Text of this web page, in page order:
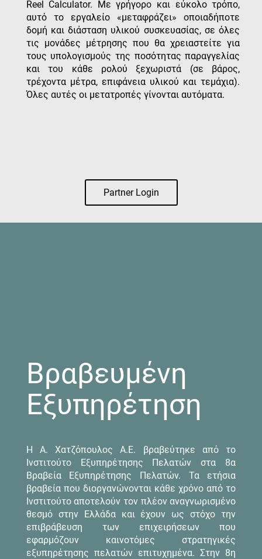
Reel Calculator. Με γρήγορο και εύκολο τρόπο,
αυτό το εργαλείο «μεταφράζει» οποιαδήποτε
δομή και διάσταση υλικού συσκευασίας, σε όλες
τις μονάδες μέτρησης που θα χρειαστείτε για
τους υπολογισμούς της ποσότητας παραγγελίας
και του κάθε ρολού ξεχωριστά (σε βάρος,
τρέχοντα μέτρα, επιφάνεια υλικού και τεμάχια).
Όλες αυτές οι μετατροπές γίνονται αυτόματα.
Partner Login
Βραβευμένη
Εξυπηρέτηση
Η Α. Χατζόπουλος Α.Ε. βραβεύτηκε από το
Ινστιτούτο Εξυπηρέτησης Πελατών στα 8α
Βραβεία Εξυπηρέτησης Πελατών. Τα ετήσια
βραβεία που διοργανώνονται κάθε χρόνο από το
Ινστιτούτο αποτελούν τον πλέον αναγνωρισμένο
θεσμό στην Ελλάδα και έχουν ως στόχο την
επιβράβευση των επιχειρήσεων που
εφαρμόζουν καινοτόμες στρατηγικές
εξυπηρέτησης πελατών επιτυχημένα. Στην 8η